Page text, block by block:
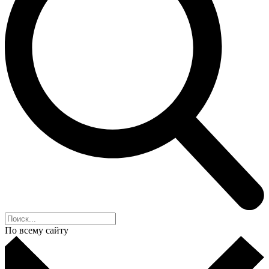
По всему сайту